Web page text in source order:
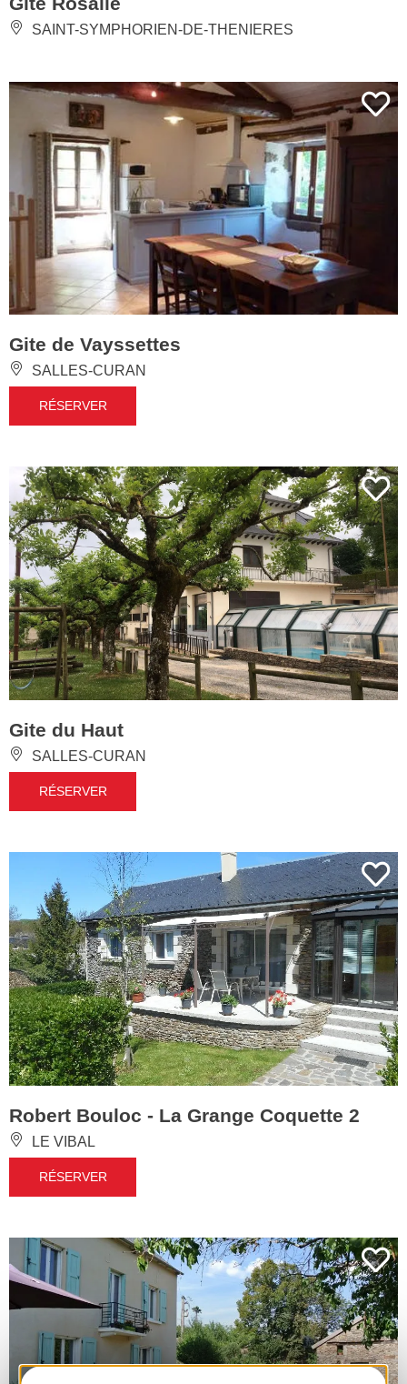
SAINT-SYMPHORIEN-DE-THENIERES
Gite de Vayssettes
SALLES-CURAN
RÉSERVER
Gite du Haut
SALLES-CURAN
RÉSERVER
Robert Bouloc - La Grange Coquette 2
LE VIBAL
RÉSERVER